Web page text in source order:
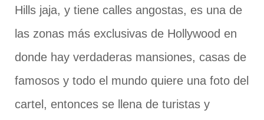
Hills jaja, y tiene calles angostas, es una de
las zonas más exclusivas de Hollywood en
donde hay verdaderas mansiones, casas de
famosos y todo el mundo quiere una foto del
cartel, entonces se llena de turistas y